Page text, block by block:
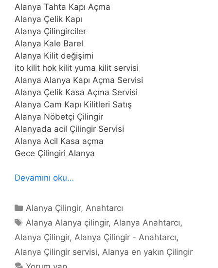
Alanya Tahta Kapı Açma
Alanya Çelik Kapı
Alanya Çilingirciler
Alanya Kale Barel
Alanya Kilit değişimi
ito kilit hok kilit yuma kilit servisi
Alanya Alanya Kapı Açma Servisi
Alanya Çelik Kasa Açma Servisi
Alanya Cam Kapı Kilitleri Satış
Alanya Nöbetçi Çilingir
Alanyada acil Çilingir Servisi
Alanya Acil Kasa açma
Gece Çilingiri Alanya
Devamını oku…
Kategoriler
Alanya Çilingir,Anahtarcı
Etiketler
Alanya Alanya çilingir,Alanya Anahtarcı,
Alanya Çilingir, Alanya Çilingir - Anahtarcı,
Alanya Çilingir servisi, Alanya en yakın Çilingir